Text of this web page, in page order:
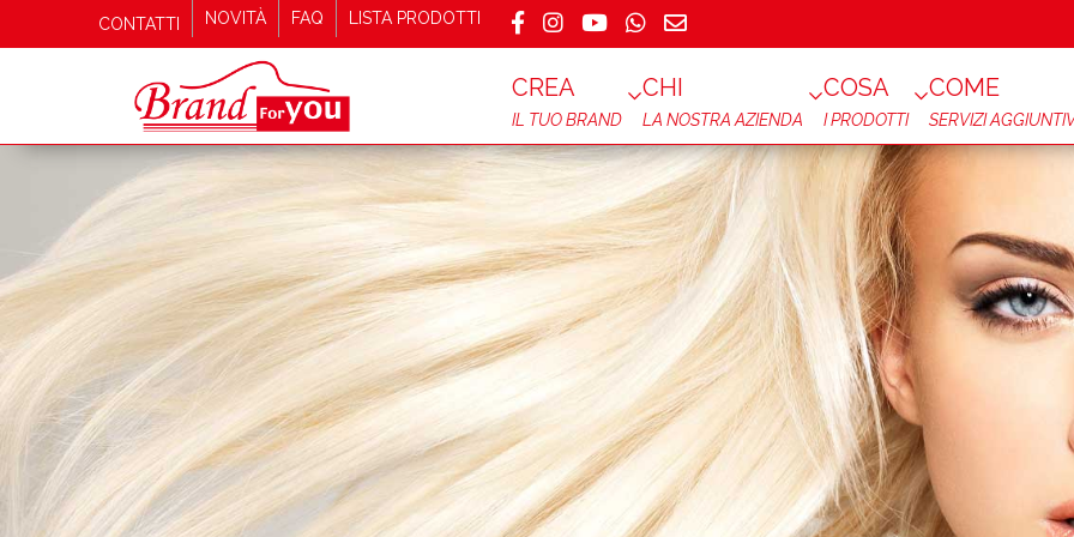
CONTATTI NOVITÀ FAQ LISTA PRODOTTI
CREA
IL TUO BRAND
CHI
LA NOSTRA AZIENDA
COSA
I PRODOTTI
COME
SERVIZI